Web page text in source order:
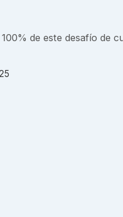
de este desafío de